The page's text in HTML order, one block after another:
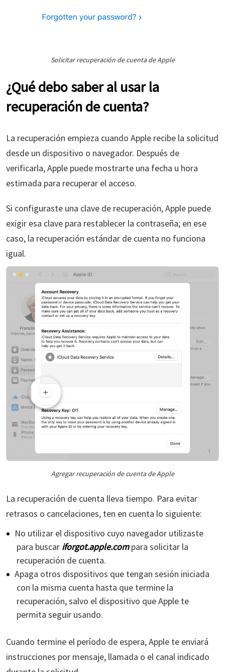
Solicitar recuperación de cuenta de Apple
¿Qué debo saber al usar la
recuperación de cuenta?
La recuperación empieza cuando Apple recibe la solicitud
desde un dispositivo o navegador. Después de
verificarla, Apple puede mostrarte una fecha u hora
estimada para recuperar el acceso.
Si configuraste una clave de recuperación, Apple puede
exigir esa clave para restablecer la contraseña; en ese
caso, la recuperación estándar de cuenta no funciona
igual.
Agregar recuperación de cuenta de Apple
La recuperación de cuenta lleva tiempo. Para evitar
retrasos o cancelaciones, ten en cuenta lo siguiente:
No utilizar el dispositivo cuyo navegador utilizaste
para buscar iforgot.apple.compara solicitar la
recuperación de cuenta.
Apaga otros dispositivos que tengan sesión iniciada
con la misma cuenta hasta que termine la
recuperación, salvo el dispositivo que Apple te
permita seguir usando.
Cuando termine el período de espera, Apple te enviará
instrucciones por mensaje, llamada o el canal indicado